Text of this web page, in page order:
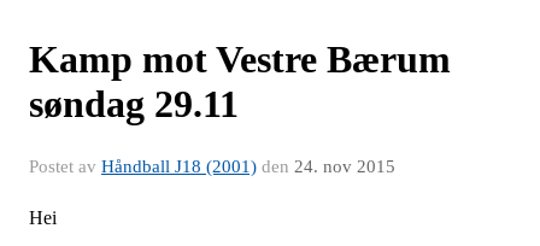
Kamp mot Vestre Bærum
søndag 29.11
Postet av Håndball J18 (2001) den 24. nov 2015
Hei